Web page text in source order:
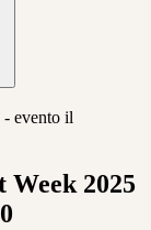
evento il
2025